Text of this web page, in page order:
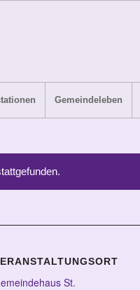
Gemeindeleben
St.